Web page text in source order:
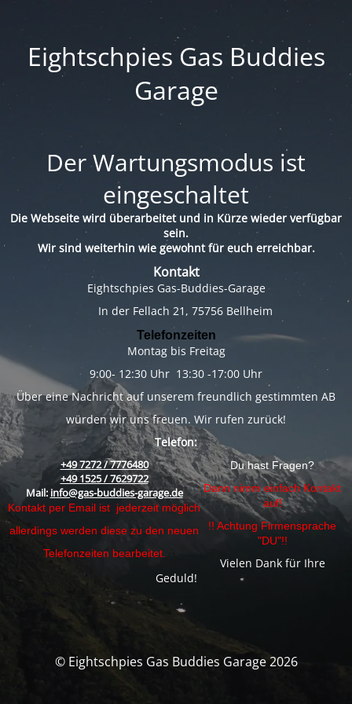
Eightschpies Gas Buddies
Garage
Der Wartungsmodus ist
eingeschaltet
Die Webseite wird überarbeitet und in Kürze wieder verfügbar
sein.
Wir sind weiterhin wie gewohnt für euch erreichbar.
Kontakt
Eightschpies Gas-Buddies-Garage
In der Fellach 21, 75756 Bellheim
Telefonzeiten
Montag bis Freitag
9:00- 12:30 Uhr 13:30 -17:00 Uhr
Über eine Nachricht auf unserem freundlich gestimmten AB
würden wir uns freuen. Wir rufen zurück!
Telefon:
+49 7272 / 7776480
+49 1525 / 7629722
Mail: info@gas-buddies-garage.de
Kontakt per Email ist jederzeit möglich
allerdings werden diese zu den neuen
Telefonzeiten bearbeitet.
Du hast Fragen?
Dann nimm einfach Kontakt
auf!
!! Achtung Firmensprache
"DU"!!
Vielen Dank für Ihre
Geduld!
© Eightschpies Gas Buddies Garage 2026